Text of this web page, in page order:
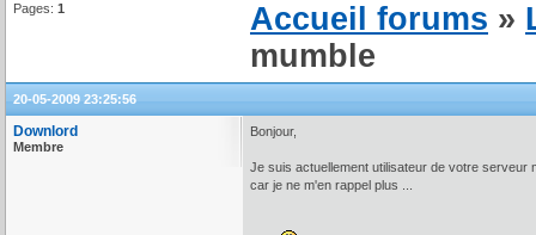
Pages: 1 Accueil forums »
mumble
20-05-2009 23:25:56
Downlord
Membre
Bonjour,
Je suis actuellement utilisateur de votre serveur
car je ne m'en rappel plus ...